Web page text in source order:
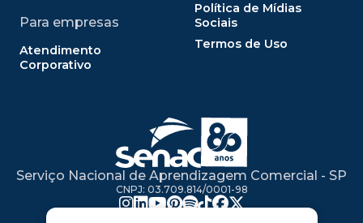
Para empresas
Atendimento
Corporativo
Política de Mídias
Sociais
Termos de Uso
Serviço Nacional de Aprendizagem Comercial - SP
CNPJ: 03.709.814/0001-98